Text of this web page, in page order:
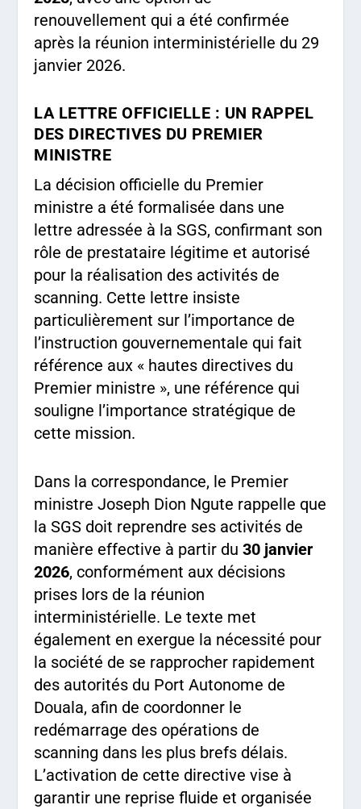
renouvellement qui a été confirmée
après la réunion interministérielle du 29
janvier 2026.
LA LETTRE OFFICIELLE : UN RAPPEL
DES DIRECTIVES DU PREMIER
MINISTRE
La décision officielle du Premier
ministre a été formalisée dans une
lettre adressée à la SGS, confirmant son
rôle de prestataire légitime et autorisé
pour la réalisation des activités de
scanning. Cette lettre insiste
particulièrement sur l’importance de
l’instruction gouvernementale qui fait
référence aux « hautes directives du
Premier ministre », une référence qui
souligne l’importance stratégique de
cette mission.
Dans la correspondance, le Premier
ministre Joseph Dion Ngute rappelle que
la SGS doit reprendre ses activités de
manière effective à partir du30 janvier
2026, conformément aux décisions
prises lors de la réunion
interministérielle. Le texte met
également en exergue la nécessité pour
la société de se rapprocher rapidement
des autorités du Port Autonome de
Douala, afin de coordonner le
redémarrage des opérations de
scanning dans les plus brefs délais.
L’activation de cette directive vise à
garantir une reprise fluide et organisée